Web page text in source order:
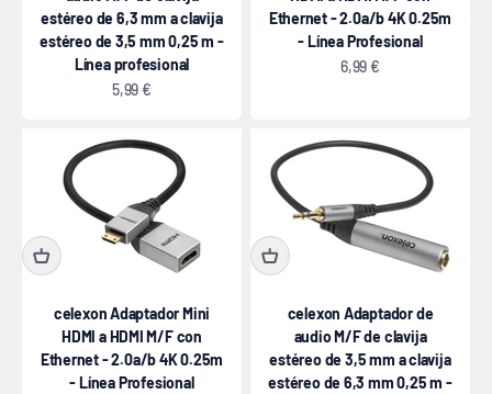
estéreo de 6,3 mm a clavija
estéreo de 3,5 mm 0,25 m -
Línea profesional
Precio de oferta
5,99 €
Ethernet - 2.0a/b 4K 0.25m
- Línea Profesional
Precio de oferta
6,99 €
celexon Adaptador Mini
HDMI a HDMI M/F con
Ethernet - 2.0a/b 4K 0.25m
- Línea Profesional
celexon Adaptador de
audio M/F de clavija
estéreo de 3,5 mm a clavija
estéreo de 6,3 mm 0,25 m -